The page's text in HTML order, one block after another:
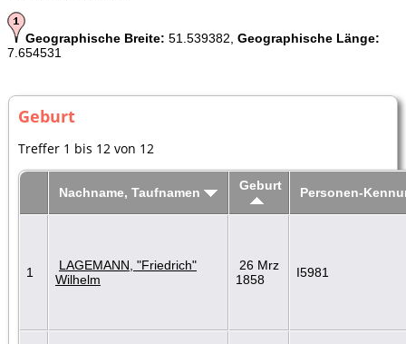
Geographische Breite: 51.539382, Geographische Länge:
7.654531
Geburt
Treffer 1 bis 12 von 12
Nachname, Taufnamen Geburt Personen-
1
LAGEMANN, "Friedrich"
Wilhelm
26 Mrz
1858
I5981